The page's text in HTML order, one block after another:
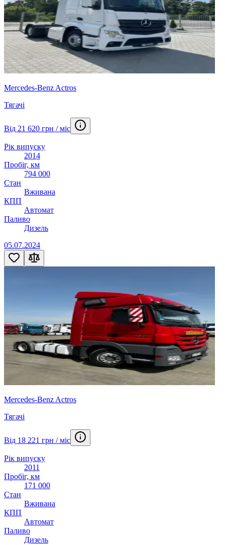
Mercedes-Benz Actros
Тягачі
Від 21 620 грн / міс
Рік випуску
2014
Пробіг, км
794 000
Стан
Вживана
КПП
Автомат
Паливо
Дизель
05.07.2024
Mercedes-Benz Actros
Тягачі
Від 18 221 грн / міс
Рік випуску
2011
Пробіг, км
171 000
Стан
Вживана
КПП
Автомат
Паливо
Дизель